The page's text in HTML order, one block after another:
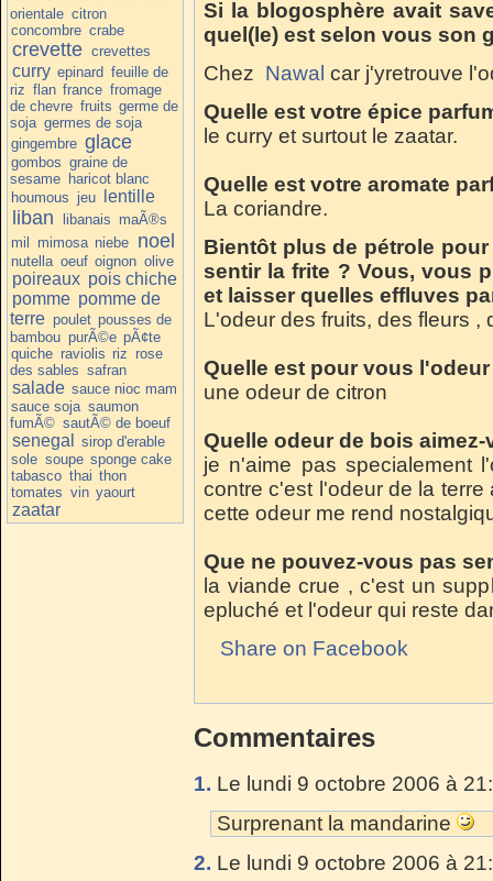
orientale citron
concombre crabe
crevette crevettes
curry epinard feuille de
riz flan france fromage
de chevre fruits germe de
soja germes de soja
gingembre glace
gombos graine de
sesame haricot blanc
houmous jeu lentille
liban libanais maÃ®s
mil mimosa niebe noel
nutella oeuf oignon olive
poireaux pois chiche
pomme pomme de
terre poulet pousses de
bambou purÃ©e pÃ¢te
quiche raviolis riz rose
des sables safran
salade sauce nioc mam
sauce soja saumon
fumÃ© sautÃ© de boeuf
senegal
sirop d'erable
sole soupe sponge cake
tabasco thai thon
tomates vin yaourt
zaatar
Si la blogosphère avait
quel(le) est selon vous son
Chez Nawal car j'yretrouve
Quelle est votre épice
le curry et surtout le zaatar.
Quelle est votre aromate
La coriandre.
Bientôt plus de pétrole
sentir la frite ? Vous, vous
et laisser quelles effluves
L'odeur des fruits, des fleurs ,
Quelle est pour vous
une odeur de citron
Quelle odeur de bois aimez-
je n'aime pas specialement
contre c'est l'odeur de la
cette odeur me rend
Que ne pouvez-vous pas
la viande crue , c'est un
epluché et l'odeur qui reste
Share on Facebook
Commentaires
1. Le lundi 9 octobre 2006 à
Surprenant la mandarine
2. Le lundi 9 octobre 2006 à